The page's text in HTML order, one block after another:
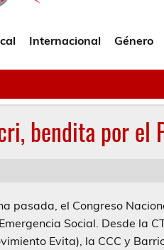
Internacional Género
bendita por el
pasada, el Congreso
Social. Desde la
Evita), la CCC y